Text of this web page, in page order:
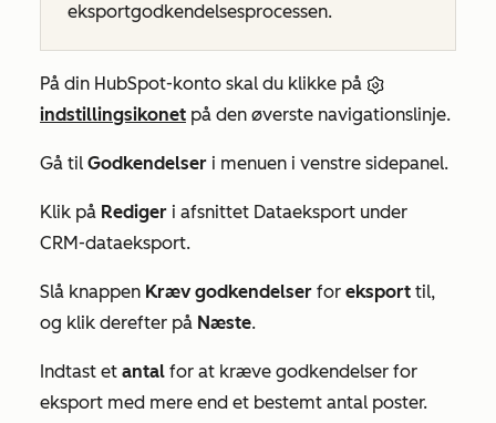
eksportgodkendelsesprocessen.
På din HubSpot-konto skal du klikke på
indstillingsikonet på den øverste navigationslinje.
Gå til Godkendelser i menuen i venstre sidepanel.
Klik på Rediger i afsnittet Dataeksport under
CRM-dataeksport.
Slå knappen Kræv godkendelser for eksport til,
og klik derefter på Næste.
Indtast et antal for at kræve godkendelser for
eksport med mere end et bestemt antal poster.